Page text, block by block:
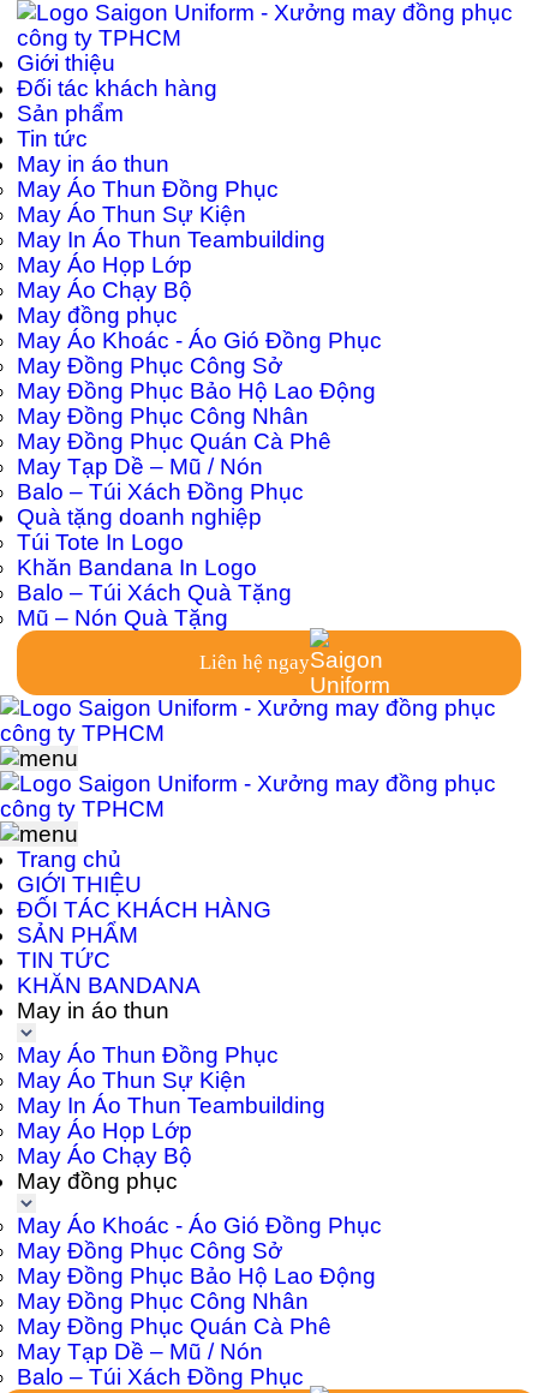
Giới thiệu
Đối tác khách hàng
Sản phẩm
Tin tức
May in áo thun
May Áo Thun Đồng Phục
May Áo Thun Sự Kiện
May In Áo Thun Teambuilding
May Áo Họp Lớp
May Áo Chạy Bộ
May đồng phục
May Áo Khoác - Áo Gió Đồng Phục
May Đồng Phục Công Sở
May Đồng Phục Bảo Hộ Lao Động
May Đồng Phục Công Nhân
May Đồng Phục Quán Cà Phê
May Tạp Dề – Mũ / Nón
Balo – Túi Xách Đồng Phục
Quà tặng doanh nghiệp
Túi Tote In Logo
Khăn Bandana In Logo
Balo – Túi Xách Quà Tặng
Mũ – Nón Quà Tặng
Liên hệ ngay
Trang chủ
GIỚI THIỆU
ĐỐI TÁC KHÁCH HÀNG
SẢN PHẨM
TIN TỨC
KHĂN BANDANA
May in áo thun
May Áo Thun Đồng Phục
May Áo Thun Sự Kiện
May In Áo Thun Teambuilding
May Áo Họp Lớp
May Áo Chạy Bộ
May đồng phục
May Áo Khoác - Áo Gió Đồng Phục
May Đồng Phục Công Sở
May Đồng Phục Bảo Hộ Lao Động
May Đồng Phục Công Nhân
May Đồng Phục Quán Cà Phê
May Tạp Dề – Mũ / Nón
Balo – Túi Xách Đồng Phục